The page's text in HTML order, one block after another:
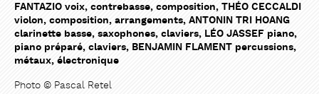
FANTAZIO voix, contrebasse, composition, THÉO CECCALDI
violon, composition, arrangements, ANTONIN TRI HOANG
clarinette basse, saxophones, claviers, LÉO JASSEF piano,
piano préparé, claviers, BENJAMIN FLAMENT percussions,
métaux, électronique
Photo © Pascal Retel